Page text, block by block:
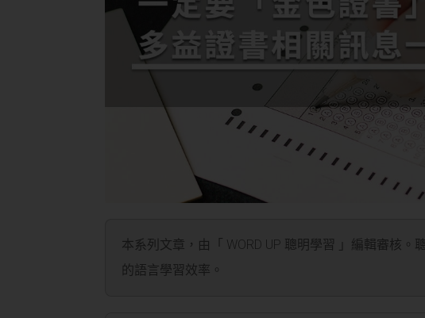
本系列文章，由「 WORD UP 聰明學習 」編輯審核。
的語言學習效率。